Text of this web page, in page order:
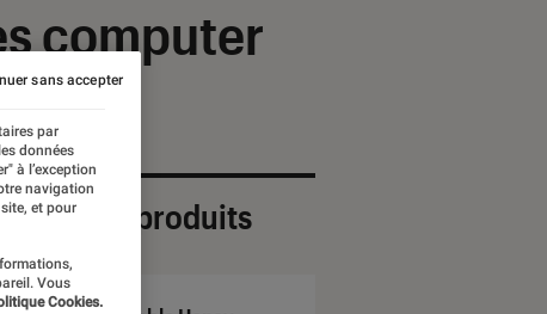
computer
de produits
par
données
à l’exception
navigation
et pour
Vous
Cookies.
sans accepter